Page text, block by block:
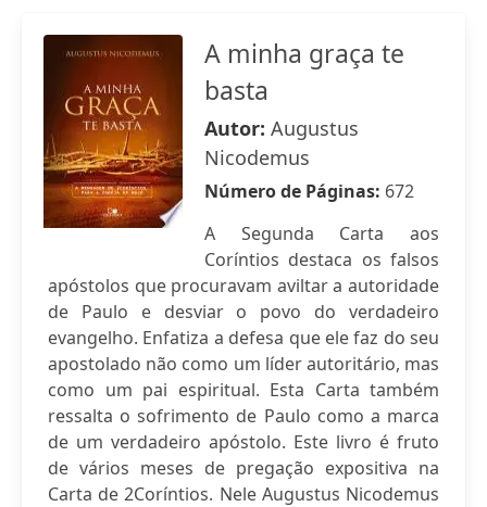
A minha graça te
basta
Autor: Augustus
Nicodemus
Número de Páginas: 672
A Segunda Carta aos
Coríntios destaca os falsos
apóstolos que procuravam aviltar a autoridade
de Paulo e desviar o povo do verdadeiro
evangelho. Enfatiza a defesa que ele faz do seu
apostolado não como um líder autoritário, mas
como um pai espiritual. Esta Carta também
ressalta o sofrimento de Paulo como a marca
de um verdadeiro apóstolo. Este livro é fruto
de vários meses de pregação expositiva na
Carta de 2Coríntios. Nele Augustus Nicodemus